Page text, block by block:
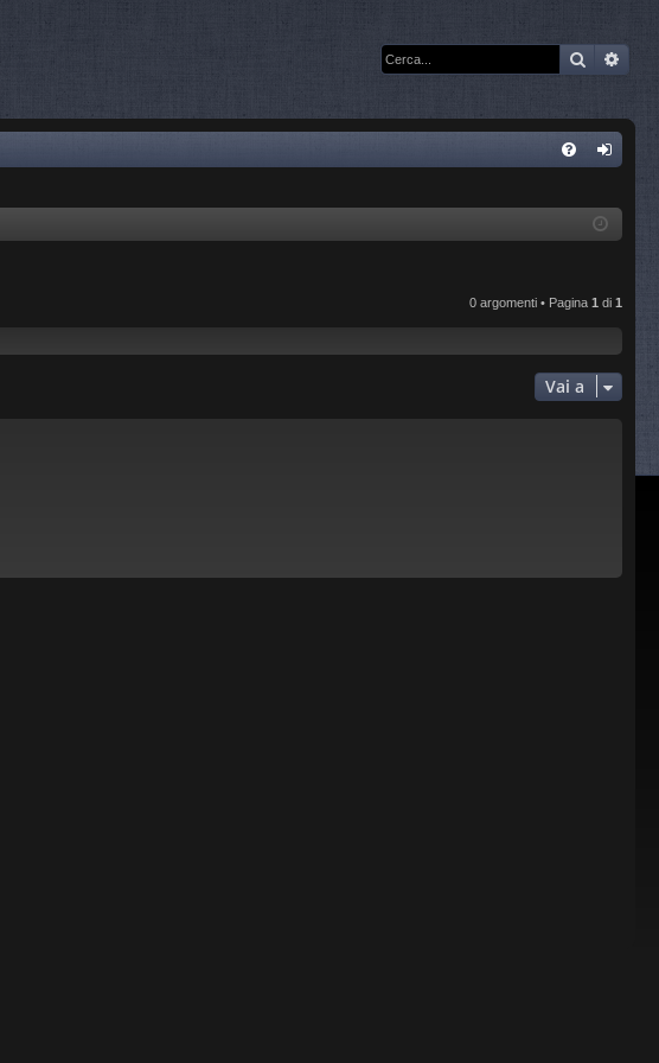
Cerca
in
0 argomenti • Pagina 1 di 1
Vai a